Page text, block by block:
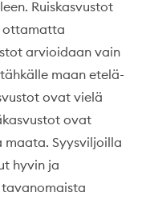
Ruiskasvustot
ottamatta
arvioidaan vain
maan etelä-
ovat vielä
ovat
maata. Syysviljoilla
hyvin ja